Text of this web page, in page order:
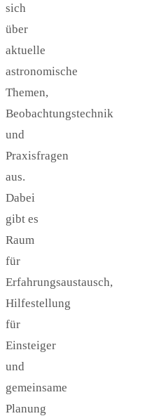
sich
über
aktuelle
astronomische
Themen,
Beobachtungstechnik
und
Praxisfragen
aus.
Dabei
gibt es
Raum
für
Erfahrungsaustausch,
Hilfestellung
für
Einsteiger
und
gemeinsame
Planung